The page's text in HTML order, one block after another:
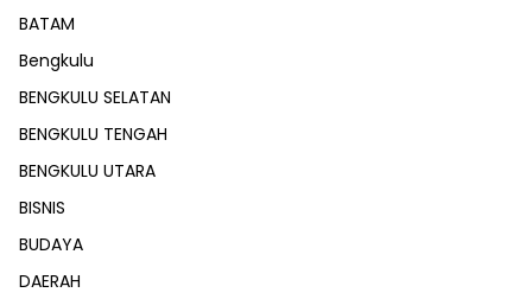
BATAM
Bengkulu
BENGKULU SELATAN
BENGKULU TENGAH
BENGKULU UTARA
BISNIS
BUDAYA
DAERAH